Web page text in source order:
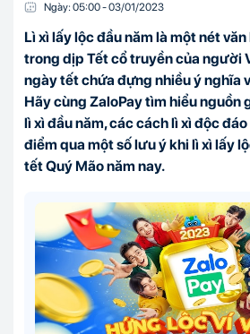
Ngày: 05:00-03/01/2023
Lì xì lấy lộc đầu năm là một nét
trong dịp Tết cổ truyền của người
ngày tết chứa đựng nhiều ý nghĩa
Hãy cùng ZaloPay tìm hiểu nguồn
lì xì đầu năm, các cách lì xì độc
điểm qua một số lưu ý khi lì xì lấy
tết Quý Mão năm nay.